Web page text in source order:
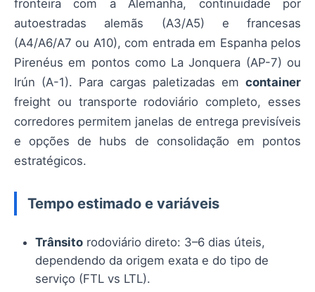
fronteira com a Alemanha, continuidade por
autoestradas alemãs (A3/A5) e francesas
(A4/A6/A7 ou A10), com entrada em Espanha pelos
Pirenéus em pontos como La Jonquera (AP-7) ou
Irún (A-1). Para cargas paletizadas em container
freight ou transporte rodoviário completo, esses
corredores permitem janelas de entrega previsíveis
e opções de hubs de consolidação em pontos
estratégicos.
Tempo estimado e variáveis
Trânsito rodoviário direto: 3–6 dias úteis,
dependendo da origem exata e do tipo de
serviço (FTL vs LTL).